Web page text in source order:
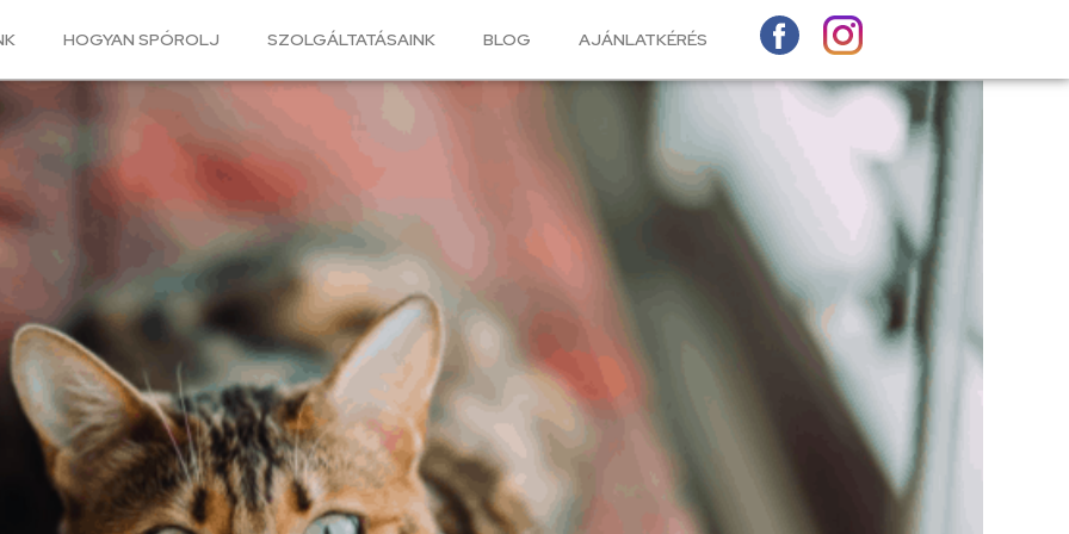
HOGYAN SPÓROLJ SZOLGÁLTATÁSAINK BLOG AJÁNLATKÉRÉS